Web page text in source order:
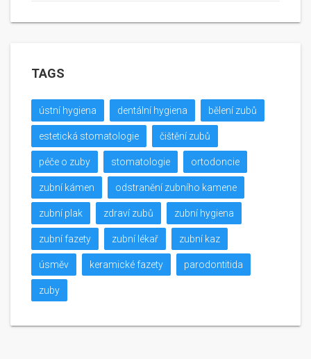
TAGS
ústní hygiena dentální hygiena bělení zubů
estetická stomatologie čištění zubů
péče o zuby stomatologie ortodoncie
zubní kámen odstranění zubního kamene
zubní plak zdraví zubů zubní hygiena
zubní fazety zubní lékař zubní kaz
úsměv keramické fazety parodontitida
zuby